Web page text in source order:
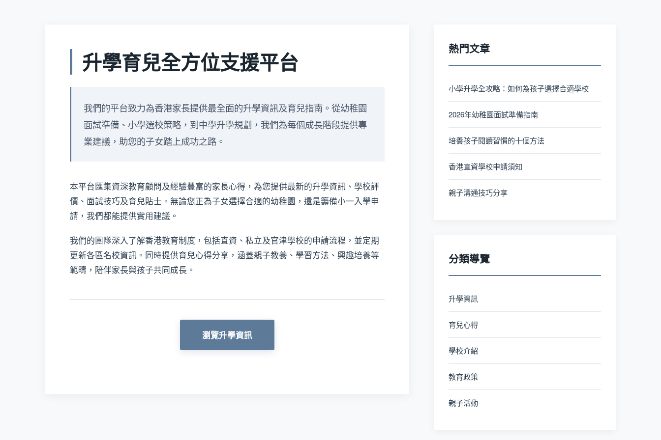
升學育兒全方位支援平台
我們的平台致力為香港家長提供最全面的升學資訊及育兒指南。從幼稚園
面試準備、小學選校策略，到中學升學規劃，我們為每個成長階段提供專
業建議，助您的子女踏上成功之路。
本平台匯集資深教育顧問及經驗豐富的家長心得，為您提供最新的升學資訊、學校評
價、面試技巧及育兒貼士。無論您正為子女選擇合適的幼稚園，還是籌備小一入學申
請，我們都能提供實用建議。
我們的團隊深入了解香港教育制度，包括直資、私立及官津學校的申請流程，並定期
更新各區名校資訊。同時提供育兒心得分享，涵蓋親子教養、學習方法、興趣培養等
範疇，陪伴家長與孩子共同成長。
瀏覽升學資訊
熱門文章
小學升學全攻略：如何為孩子選擇合適學校
2026年幼稚園面試準備指南
培養孩子閱讀習慣的十個方法
香港直資學校申請須知
親子溝通技巧分享
分類導覽
升學資訊
育兒心得
學校介紹
教育政策
親子活動